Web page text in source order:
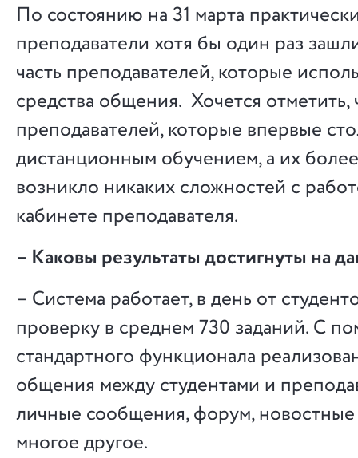
По состоянию на 31 марта
преподаватели хотя бы один раз
часть преподавателей, которые
средства общения. Хочется отметить,
преподавателей, которые впервые
дистанционным обучением, а их
возникло никаких сложностей с
кабинете преподавателя.
– Каковы результаты достигнуты на
– Система работает, в день от
проверку в среднем 730 заданий. С
стандартного функционала
общения между студентами и
личные сообщения, форум,
многое другое.